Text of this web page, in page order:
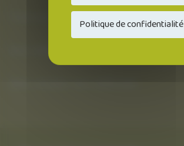
Tout savoir sur la LLD
Nos véhicules
Politique de confidentialité